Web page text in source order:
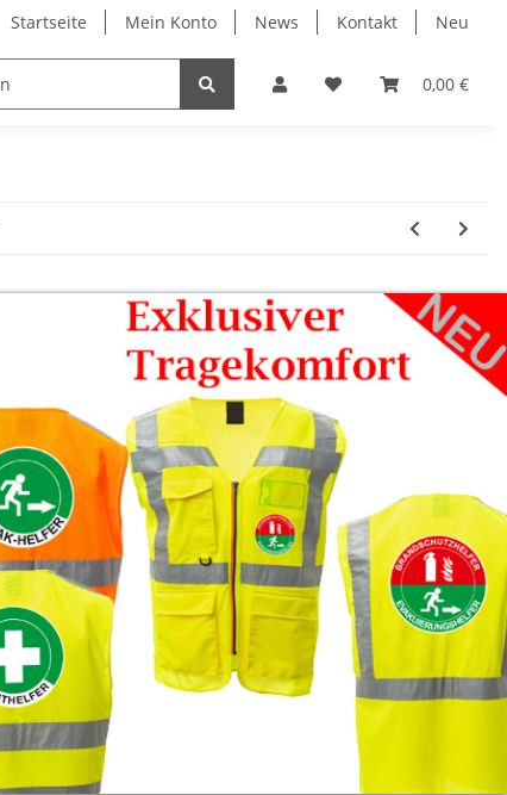
Startseite Mein Konto News Kontakt Neu
0,00 €
Individual Druck Profi